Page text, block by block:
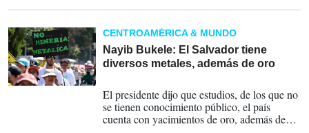
CENTROAMÉRICA & MUNDO
Nayib Bukele: El Salvador tiene
diversos metales, además de oro
El presidente dijo que estudios, de los que no
se tienen conocimiento público, el país
cuenta con yacimientos de oro, además de